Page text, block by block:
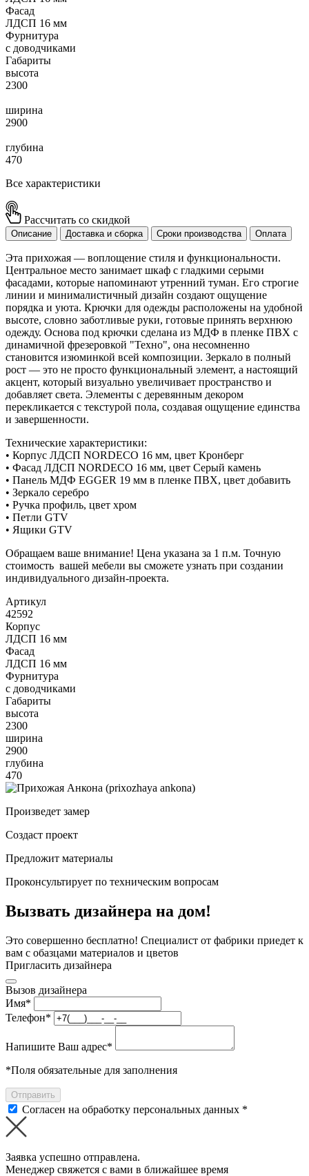
Фасад
ЛДСП 16 мм
Фурнитура
с доводчиками
Габариты
высота
2300
ширина
2900
глубина
470
Все характеристики
Рассчитать со скидкой
Описание Доставка и сборка Сроки производства Оплата
Эта прихожая — воплощение стиля и функциональности.
Центральное место занимает шкаф с гладкими серыми
фасадами, которые напоминают утренний туман. Его строгие
линии и минималистичный дизайн создают ощущение
порядка и уюта. Крючки для одежды расположены на удобной
высоте, словно заботливые руки, готовые принять верхнюю
одежду. Основа под крючки сделана из МДФ в пленке ПВХ с
динамичной фрезеровкой "Техно", она несомненно
становится изюминкой всей композиции. Зеркало в полный
рост — это не просто функциональный элемент, а настоящий
акцент, который визуально увеличивает пространство и
добавляет света. Элементы с деревянным декором
перекликается с текстурой пола, создавая ощущение единства
и завершенности.
Технические характеристики:
• Корпус ЛДСП NORDECO 16 мм, цвет Кронберг
• Фасад ЛДСП NORDECO 16 мм, цвет Серый камень
• Панель МДФ EGGER 19 мм в пленке ПВХ, цвет добавить
• Зеркало серебро
• Ручка профиль, цвет хром
• Петли GTV
• Ящики GTV
Обращаем ваше внимание! Цена указана за 1 п.м. Точную
стоимость вашей мебели вы сможете узнать при создании
индивидуального дизайн-проекта.
Артикул
42592
Корпус
ЛДСП 16 мм
Фасад
ЛДСП 16 мм
Фурнитура
с доводчиками
Габариты
высота
2300
ширина
2900
глубина
470
Произведет замер
Создаст проект
Предложит материалы
Проконсультирует по техническим вопросам
Вызвать дизайнера на дом!
Это совершенно бесплатно! Специалист от фабрики приедет к
вам с обазцами материалов и цветов
Пригласить дизайнера
Вызов дизайнера
Имя*
Телефон*
Напишите Ваш адрес*
*Поля обязательные для заполнения
Отправить
Согласен на обработку персональных данных *
Заявка успешно отправлена.
Менеджер свяжется с вами в ближайшее время